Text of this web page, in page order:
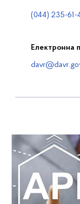
(044) 235-61-
Електронна